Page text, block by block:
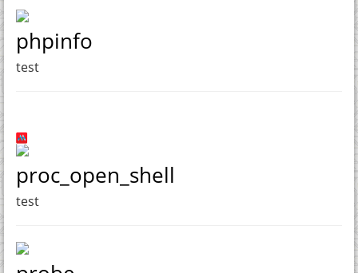
phpinfo
test
proc_open_shell
test